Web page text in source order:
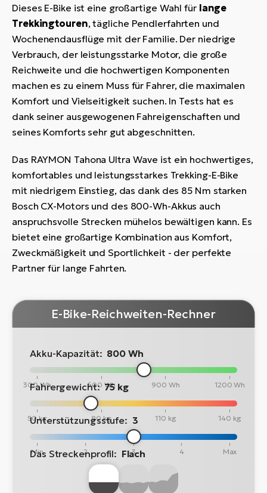
Dieses E-Bike ist eine großartige Wahl für lange
Trekkingtouren, tägliche Pendlerfahrten und
Wochenendausflüge mit der Familie. Der niedrige
Verbrauch, der leistungsstarke Motor, die große
Reichweite und die hochwertigen Komponenten
machen es zu einem Muss für Fahrer, die maximalen
Komfort und Vielseitigkeit suchen. In Tests hat es
dank seiner ausgewogenen Fahreigenschaften und
seines Komforts sehr gut abgeschnitten.
Das RAYMON Tahona Ultra Wave ist ein hochwertiges,
komfortables und leistungsstarkes Trekking-E-Bike
mit niedrigem Einstieg, das dank des 85 Nm starken
Bosch CX-Motors und des 800-Wh-Akkus auch
anspruchsvolle Strecken mühelos bewältigen kann. Es
bietet eine großartige Kombination aus Komfort,
Zweckmäßigkeit und Sportlichkeit - der perfekte
Partner für lange Fahrten.
E-Bike-Reichweiten-Rechner
Akku-Kapazität: 800 Wh
300 Wh 600 Wh 900 Wh 1200 Wh
Fahrergewicht: 75 kg
50 kg 80 kg 110 kg 140 kg
Unterstützungsstufe: 3
Min 2 3 4 Max
Das Streckenprofil: Flach